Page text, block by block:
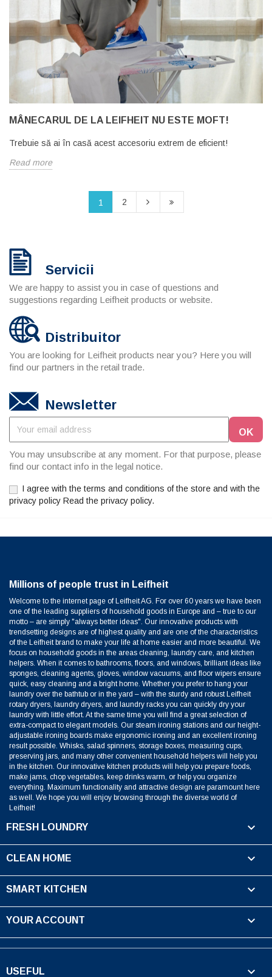
MÂNECARUL DE LA LEIFHEIT NU ESTE MOFT!
Trebuie să ai în casă acest accesoriu extrem de eficient!
Read more
1 2
Servicii
We are happy to assist you in case of questions and
suggestions regarding Leifheit products or website.
Distribuitor
You are looking for Leifheit products near you? Here you will
find our partners in the retail trade.
Newsletter
You may unsubscribe at any moment. For that purpose, please
find our contact info in the legal notice.
I agree with the terms and conditions of the store and with the
privacy policy Read the privacy policy.
Millions of people trust in Leifheit
Welcome to the internet page of Leifheit AG. For over 60 years we have been
one of the leading suppliers of household goods in Europe and – true to our
motto – are simply "always better ideas". Our innovative products with
trendsetting designs are of highest quality and are one of the characteristics
of the Leifheit brand to make your life at home easier and more beautiful. We
focus on household goods in the areas cleaning, laundry care, and kitchen
helpers. When it comes to bathrooms, floors, and windows, brilliant ideas like
sponges, cleaning agents, gloves, window vacuums, and floor wipers ensure
quick, easy cleaning and a bright home. Whether you prefer to hang your
laundry over the bathtub or in the yard – with the sturdy and robust Leifheit
rotary dryers, laundry dryers, and laundry racks you can quickly dry your
laundry with little effort. At the same time you will find a great selection of
extra-compact to elegant models. Our steam ironing stations and our height-
adjustable ironing boards make ergonomic ironing and an excellent ironing
result possible. Whisks, salad spinners, storage boxes, measuring cups,
preserving jars, and many other convenient household helpers will help you
in the kitchen. Our innovative kitchen products will help you prepare foods,
make jams, chop vegetables, keep drinks warm, or help you organize
everything. Maximum functionality and attractive design are paramount here
as well. We hope you will enjoy browsing through the diverse world of
Leifheit!
FRESH LOUNDRY 
CLEAN HOME 
SMART KITCHEN 
YOUR ACCOUNT 
USEFUL 